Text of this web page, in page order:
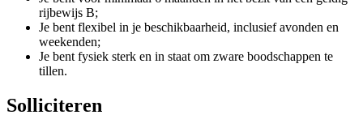
rijbewijs B;
Je bent flexibel in je beschikbaarheid, inclusief avonden en
weekenden;
Je bent fysiek sterk en in staat om zware boodschappen te
tillen.
Solliciteren